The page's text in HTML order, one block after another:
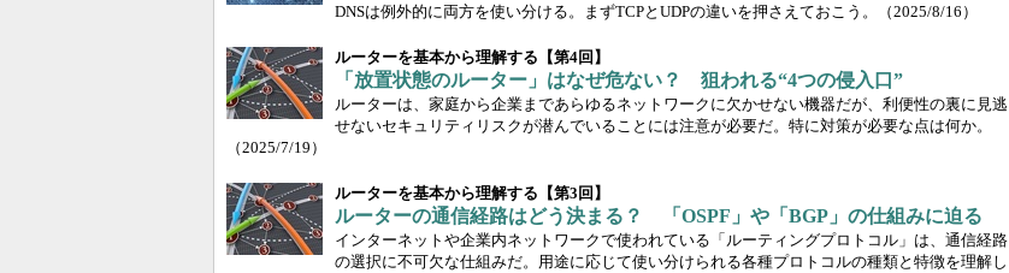
DNSは例外的に両方を使い分ける。まずTCPとUDPの違いを押さえておこう。
（2025/8/16）
ルーターを基本から理解する【第4回】
「放置状態のルーター」はなぜ危ない？ 狙われる“4つの侵入口”
ルーターは、家庭から企業まであらゆるネットワークに欠かせない機器だが、利便性の裏に見逃
せないセキュリティリスクが潜んでいることには注意が必要だ。特に対策が必要な点は何か。
（2025/7/19）
ルーターを基本から理解する【第3回】
ルーターの通信経路はどう決まる？ 「OSPF」や「BGP」の仕組みに迫る
インターネットや企業内ネットワークで使われている「ルーティングプロトコル」は、通信経路
の選択に不可欠な仕組みだ。用途に応じて使い分けられる各種プロトコルの種類と特徴を理解し